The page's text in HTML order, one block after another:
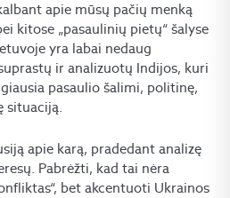
apie mūsų pačių menką
kitose „pasaulinių pietų“ šalyse
yra labai nedaug
ir analizuotų Indijos, kuri
pasaulio šalimi, politinę,
situaciją.
apie karą, pradedant analizę
Pabrėžti, kad tai nėra
bet akcentuoti Ukrainos